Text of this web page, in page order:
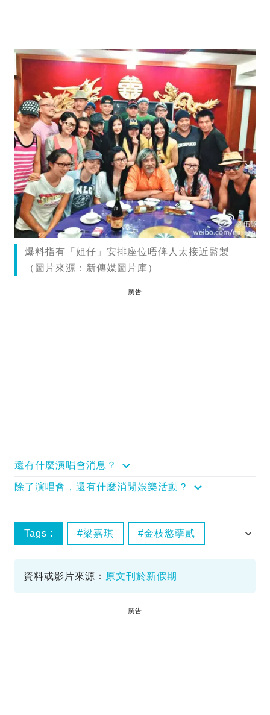
爆料指有「姐仔」安排座位唔俾人太接近監製
（圖片來源：新傳媒圖片庫）
廣告
還有什麼演唱會消息？
除了演唱會，還有什麼消閒娛樂活動？
Tags : 梁嘉琪 金枝慾孽貳
資料或影片來源： 原文刊於新假期
廣告